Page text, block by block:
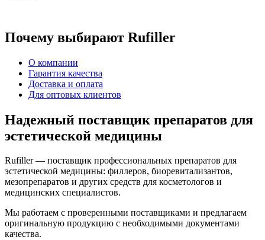
Почему выбирают Rufiller
О компании
Гарантия качества
Доставка и оплата
Для оптовых клиентов
Надежный поставщик препаратов для
эстетической медицины
Rufiller — поставщик профессиональных препаратов для
эстетической медицины: филлеров, биоревитализантов,
мезопрепаратов и других средств для косметологов и
медицинских специалистов.
Мы работаем с проверенными поставщиками и предлагаем
оригинальную продукцию с необходимыми документами
качества.